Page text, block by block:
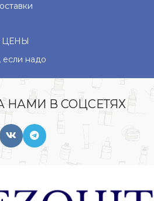
ЦЕНЫ
если надо
НАМИ В СОЦСЕТЯХ